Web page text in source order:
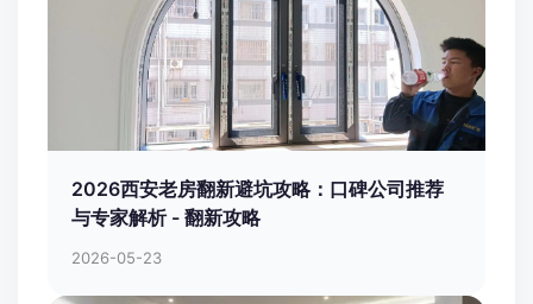
2026西安老房翻新避坑攻略：口碑公司推荐
与专家解析 - 翻新攻略
2026-05-23